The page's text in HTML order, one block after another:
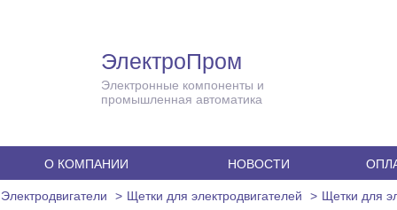
ЭлектроПром
Электронные компоненты и
промышленная автоматика
О КОМПАНИИ НОВОСТИ
Электродвигатели Щетки для электродвигателей Щетки для